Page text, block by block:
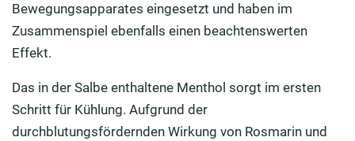
Bewegungsapparates eingesetzt und haben im
Zusammenspiel ebenfalls einen beachtenswerten
Effekt.
Das in der Salbe enthaltene Menthol sorgt im ersten
Schritt für Kühlung. Aufgrund der
durchblutungsfördernden Wirkung von Rosmarin und